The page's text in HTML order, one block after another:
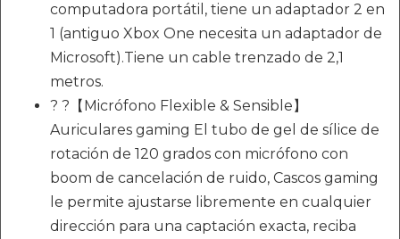
computadora portátil, tiene un adaptador 2 en
1 (antiguo Xbox One necesita un adaptador de
Microsoft).Tiene un cable trenzado de 2,1
metros.
? ?【Micrófono Flexible & Sensible】
Auriculares gaming El tubo de gel de sílice de
rotación de 120 grados con micrófono con
boom de cancelación de ruido, Cascos gaming
le permite ajustarse libremente en cualquier
dirección para una captación exacta, reciba